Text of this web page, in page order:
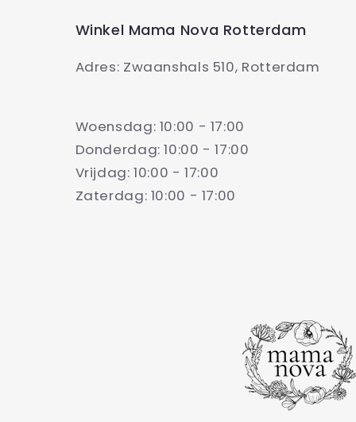
Winkel Mama Nova Rotterdam
Adres: Zwaanshals 510, Rotterdam
Woensdag: 10:00 - 17:00
Donderdag: 10:00 - 17:00
Vrijdag: 10:00 - 17:00
Zaterdag: 10:00 - 17:00